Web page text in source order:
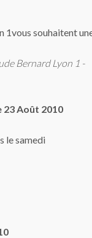
1vous souhaitent
Bernard Lyon 1 -
23 Août 2010
le samedi